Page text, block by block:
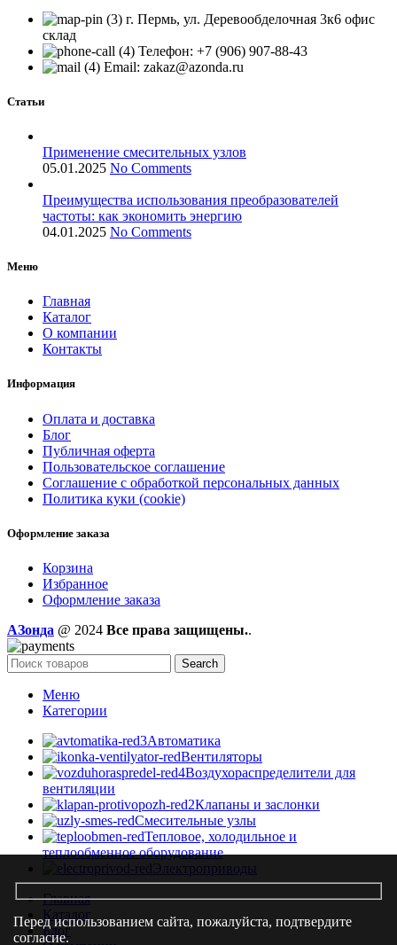
г. Пермь, ул. Деревообделочная 3к6 офис
склад
Телефон: +7 (906) 907-88-43
Email: zakaz@azonda.ru
Статьи
Применение смесительных узлов
05.01.2025 No Comments
Преимущества использования преобразователей
частоты: как экономить энергию
04.01.2025 No Comments
Меню
Главная
Каталог
О компании
Контакты
Информация
Оплата и доставка
Блог
Публичная оферта
Пользовательское соглашение
Соглашение с обработкой персональных данных
Политика куки (cookie)
Оформление заказа
Корзина
Избранное
Оформление заказа
AЗонда @ 2024 Все права защищены..
Search
Меню
Категории
Автоматика
Вентиляторы
Воздухораспределители для
вентиляции
Клапаны и заслонки
Смесительные узлы
Тепловое, холодильное и
теплообменное оборудование
Электроприводы
Главная
Каталог
Блог
Перед использованием сайта, пожалуйста, подтвердите
согласие.